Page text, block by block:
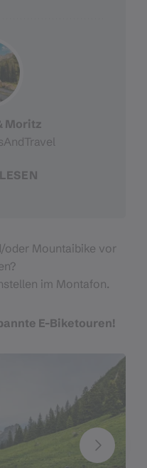
Moritz
oder Mountaibike vor
im Montafon.
E-Biketouren!